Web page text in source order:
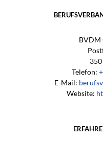
BVDM
Telefon:
E-Mail:
Website: